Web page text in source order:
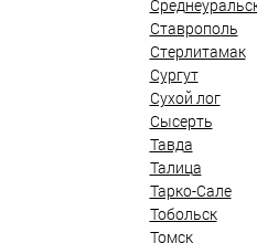
Ставрополь
Стерлитамак
Сургут
Сухой лог
Сысерть
Тавда
Талица
Тарко-Сале
Тобольск
Томск